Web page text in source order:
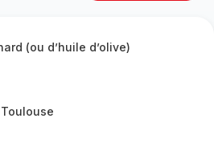
(ou d’huile d’olive)